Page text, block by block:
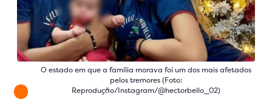
O estado em que a família morava foi um dos mais afetados
pelos tremores (Foto:
Reprodução/Instagram/@hectorbello_02)